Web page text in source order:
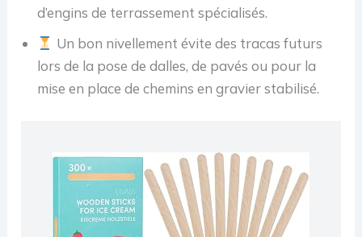
d’engins de terrassement spécialisés.
Un bon nivellement évite des tracas futurs
lors de la pose de dalles, de pavés ou pour la
mise en place de chemins en gravier stabilisé.